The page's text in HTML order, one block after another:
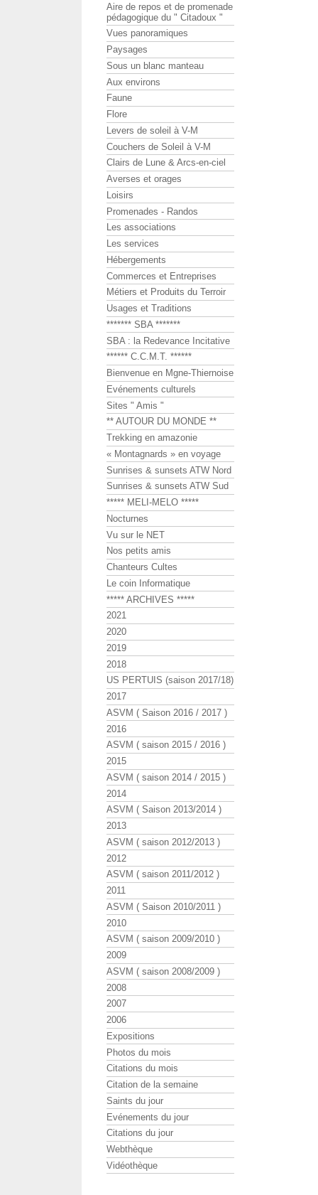
Aire de repos et de promenade
pédagogique du " Citadoux "
Vues panoramiques
Paysages
Sous un blanc manteau
Aux environs
Faune
Flore
Levers de soleil à V-M
Couchers de Soleil à V-M
Clairs de Lune & Arcs-en-ciel
Averses et orages
Loisirs
Promenades - Randos
Les associations
Les services
Hébergements
Commerces et Entreprises
Métiers et Produits du Terroir
Usages et Traditions
******* SBA *******
SBA : la Redevance Incitative
****** C.C.M.T. ******
Bienvenue en Mgne-Thiernoise
Evénements culturels
Sites " Amis "
** AUTOUR DU MONDE **
Trekking en amazonie
« Montagnards » en voyage
Sunrises & sunsets ATW Nord
Sunrises & sunsets ATW Sud
***** MELI-MELO *****
Nocturnes
Vu sur le NET
Nos petits amis
Chanteurs Cultes
Le coin Informatique
***** ARCHIVES *****
2021
2020
2019
2018
US PERTUIS (saison 2017/18)
2017
ASVM ( Saison 2016 / 2017 )
2016
ASVM ( saison 2015 / 2016 )
2015
ASVM ( saison 2014 / 2015 )
2014
ASVM ( Saison 2013/2014 )
2013
ASVM ( saison 2012/2013 )
2012
ASVM ( saison 2011/2012 )
2011
ASVM ( Saison 2010/2011 )
2010
ASVM ( saison 2009/2010 )
2009
ASVM ( saison 2008/2009 )
2008
2007
2006
Expositions
Photos du mois
Citations du mois
Citation de la semaine
Saints du jour
Evénements du jour
Citations du jour
Webthèque
Vidéothèque